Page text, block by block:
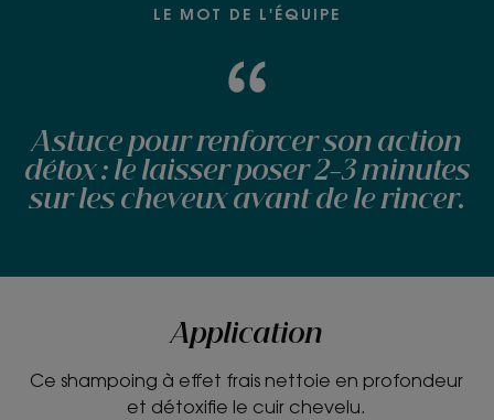
LE MOT DE L'ÉQUIPE
Astuce pour renforcer son action
détox : le laisser poser 2-3 minutes
sur les cheveux avant de le rincer.
Application
Ce shampoing à effet frais nettoie en profondeur
et détoxifie le cuir chevelu.